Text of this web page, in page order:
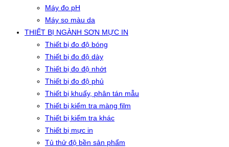
Máy đo pH
Máy so màu da
THIẾT BỊ NGÀNH SƠN MỰC IN
Thiết bị đo độ bóng
Thiết bị đo độ dày
Thiết bị đo độ nhớt
Thiết bị đo độ phủ
Thiết bị khuấy, phân tán mẫu
Thiết bị kiểm tra màng film
Thiết bị kiểm tra khác
Thiết bị mực in
Tủ thử độ bền sản phẩm